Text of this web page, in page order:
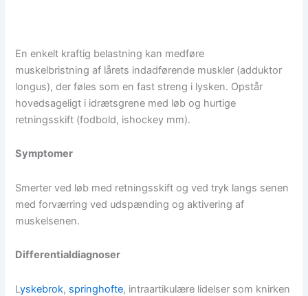
En enkelt kraftig belastning kan medføre
muskelbristning af lårets indadførende muskler (adduktor
longus), der føles som en fast streng i lysken. Opstår
hovedsageligt i idrætsgrene med løb og hurtige
retningsskift (fodbold, ishockey mm).
Symptomer
Smerter ved løb med retningsskift og ved tryk langs senen
med forværring ved udspænding og aktivering af
muskelsenen.
Differentialdiagnoser
Lyskebrok, springhofte, intraartikulære lidelser som knirken